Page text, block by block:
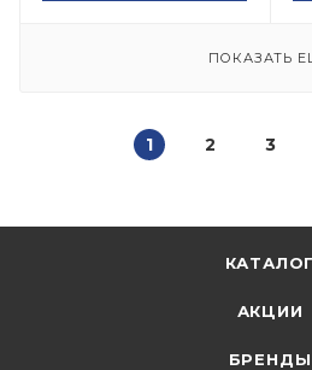
ПОКАЗАТЬ
1 2 3
КАТАЛОГ
АКЦИИ
БРЕНДЫ